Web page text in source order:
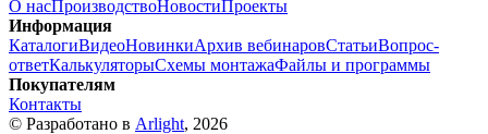
О насПроизводствоНовостиПроекты
Информация
КаталогиВидеоНовинкиАрхив вебинаровСтатьиВопрос-
ответКалькуляторыСхемы монтажаФайлы и программы
Покупателям
Контакты
© Разработано в Arlight, 2026